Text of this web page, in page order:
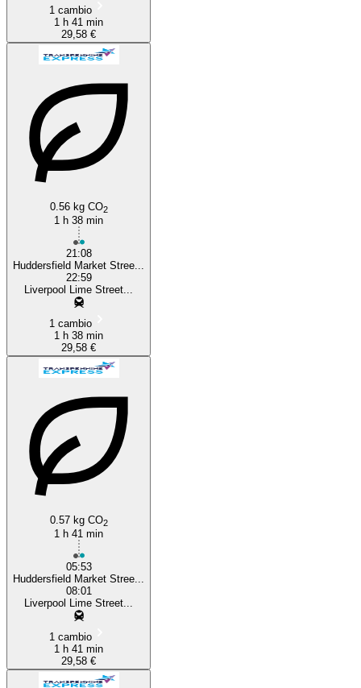
1 cambio
1 h 41 min
29,58 €
0.56 kg CO2
1 h 38 min
21:08
Huddersfield Market Stree...
22:59
Liverpool Lime Street...
1 cambio
1 h 38 min
29,58 €
0.57 kg CO2
1 h 41 min
05:53
Huddersfield Market Stree...
08:01
Liverpool Lime Street...
1 cambio
1 h 41 min
29,58 €